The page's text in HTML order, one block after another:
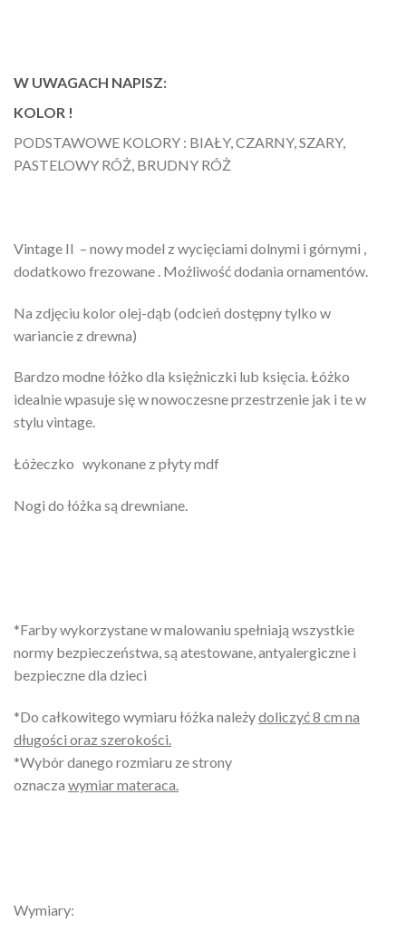
W UWAGACH NAPISZ:
KOLOR !
PODSTAWOWE KOLORY : BIAŁY, CZARNY, SZARY,
PASTELOWY RÓŻ, BRUDNY RÓŻ
Vintage II – nowy model z wycięciami dolnymi i górnymi ,
dodatkowo frezowane . Możliwość dodania ornamentów.
Na zdjęciu kolor olej-dąb (odcień dostępny tylko w
wariancie z drewna)
Bardzo modne łóżko dla księżniczki lub księcia. Łóżko
idealnie wpasuje się w nowoczesne przestrzenie jak i te w
stylu vintage.
Łóżeczko wykonane z płyty mdf
Nogi do łóżka są drewniane.
*Farby wykorzystane w malowaniu spełniają wszystkie
normy bezpieczeństwa, są atestowane, antyalergiczne i
bezpieczne dla dzieci
*Do całkowitego wymiaru łóżka należydoliczyć 8 cm na
długości oraz szerokości.
*Wybór danego rozmiaru ze strony
oznacza wymiarmateraca.
Wymiary: